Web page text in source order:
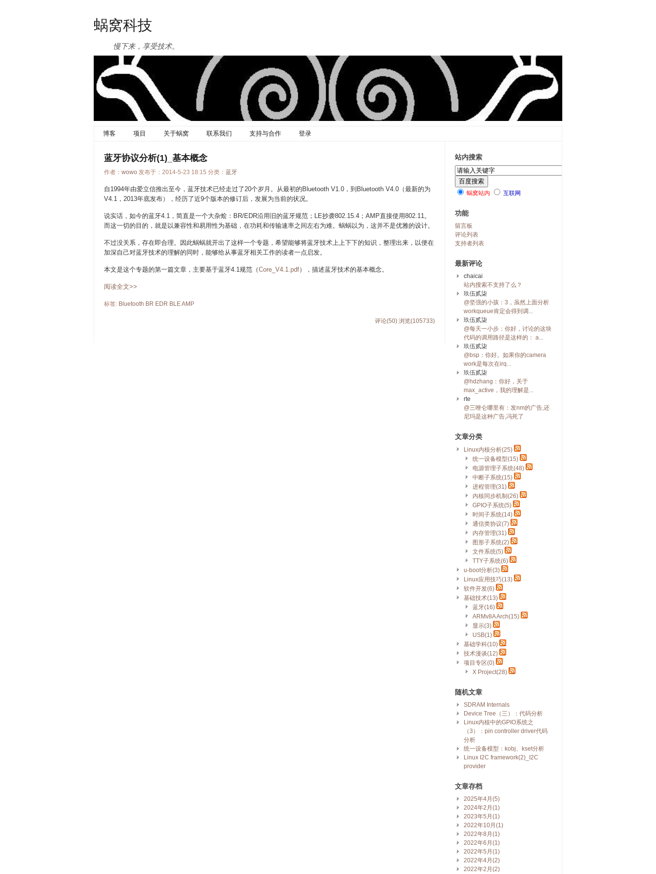
蜗窝科技
慢下来，享受技术。
博客 项目 关于蜗窝 联系我们 支持与合作 登录
蓝牙协议分析(1)_基本概念
作者： wowo 发布于：2014-5-23 18:15 分类： 蓝牙
自1994年由爱立信推出至今，蓝牙技术已经走过了20个岁月。从最初的Bluetooth V1.0，到Bluetooth V4.0（最新的为
V4.1，2013年底发布），经历了近9个版本的修订后，发展为当前的状况。
说实话，如今的蓝牙4.1，简直是一个大杂烩：BR/EDR沿用旧的蓝牙规范；LE抄袭802.15.4；AMP直接使用802.11。
而这一切的目的，就是以兼容性和易用性为基础，在功耗和传输速率之间左右为难。蜗蜗以为，这并不是优雅的设计。
不过没关系，存在即合理。因此蜗蜗就开出了这样一个专题，希望能够将蓝牙技术上上下下的知识，整理出来，以便在
加深自己对蓝牙技术的理解的同时，能够给从事蓝牙相关工作的读者一点启发。
本文是这个专题的第一篇文章，主要基于蓝牙4.1规范（Core_V4.1.pdf），描述蓝牙技术的基本概念。
阅读全文>>
标签: Bluetooth BR EDR BLEAMP
评论(50) 浏览(105733)
站内搜索
蜗窝站内 互联网
功能
留言板
评论列表
支持者列表
最新评论
chaicai
站内搜索不支持了么？
玖伍贰柒
@坚强的小孩：3，虽然上面分析
workqueue肯定会得到调...
玖伍贰柒
@每天一小步：你好，讨论的这块
代码的调用路径是这样的： a...
玖伍贰柒
@bsp：你好。如果你的camera
work是每次在irq...
玖伍贰柒
@hdzhang：你好，关于
max_active，我的理解是...
rte
@三唑仑哪里有：发nm的广告,还
尼玛是这种广告,冯死了
文章分类
Linux内核分析(25)
统一设备模型(15)
电源管理子系统(48)
中断子系统(15)
进程管理(31)
内核同步机制(26)
GPIO子系统(5)
时间子系统(14)
通信类协议(7)
内存管理(31)
图形子系统(2)
文件系统(5)
TTY子系统(6)
u-boot分析(3)
Linux应用技巧(13)
软件开发(6)
基础技术(13)
蓝牙(16)
ARMv8A Arch(15)
显示(3)
USB(1)
基础学科(10)
技术漫谈(12)
项目专区(0)
X Project(28)
随机文章
SDRAM Internals
Device Tree（三）：代码分析
Linux内核中的GPIO系统之
（3）：pin controller driver代码
分析
统一设备模型：kobj、kset分析
Linux I2C framework(2)_I2C
provider
文章存档
2025年4月(5)
2024年2月(1)
2023年5月(1)
2022年10月(1)
2022年8月(1)
2022年6月(1)
2022年5月(1)
2022年4月(2)
2022年2月(2)